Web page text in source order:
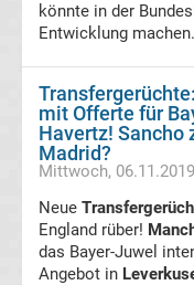
Transfergerüchte
Deutschland
Transfergerüchte
Transfergerüchte
könnte in der
Entwicklung machen.
mit Offerte für
Havertz! Sancho
Madrid?
Mittwoch,
Neue
England rüber!
das Bayer-Juwel
Angebot in